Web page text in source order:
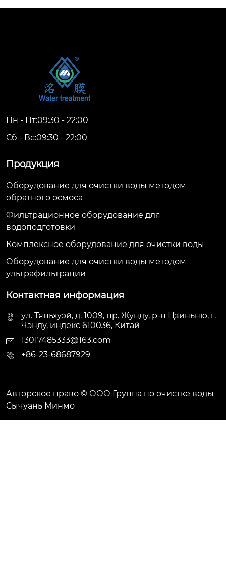
Пн - Пт:09:30 - 22:00
Сб - Вс:09:30 - 22:00
Продукция
Оборудование для очистки воды методом
обратного осмоса
Фильтрационное оборудование для
водоподготовки
Комплексное оборудование для очистки воды
Оборудование для очистки воды методом
ультрафильтрации
Контактная информация
ул. Тяньхуэй, д. 1009, пр. Жунду, р-н Цзиньню, г.
Чэнду, индекс 610036, Китай
13017485333@163.com
+86-23-68687929
Авторское право © ООО Группа по очистке воды
Сычуань Минмо